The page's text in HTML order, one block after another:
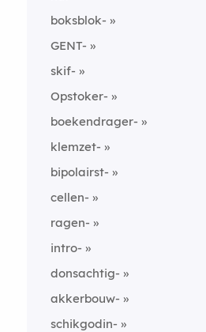
boksblok-
GENT-
skif-
Opstoker-
boekendrager-
klemzet-
bipolairst-
cellen-
ragen-
intro-
donsachtig-
akkerbouw-
schikgodin-